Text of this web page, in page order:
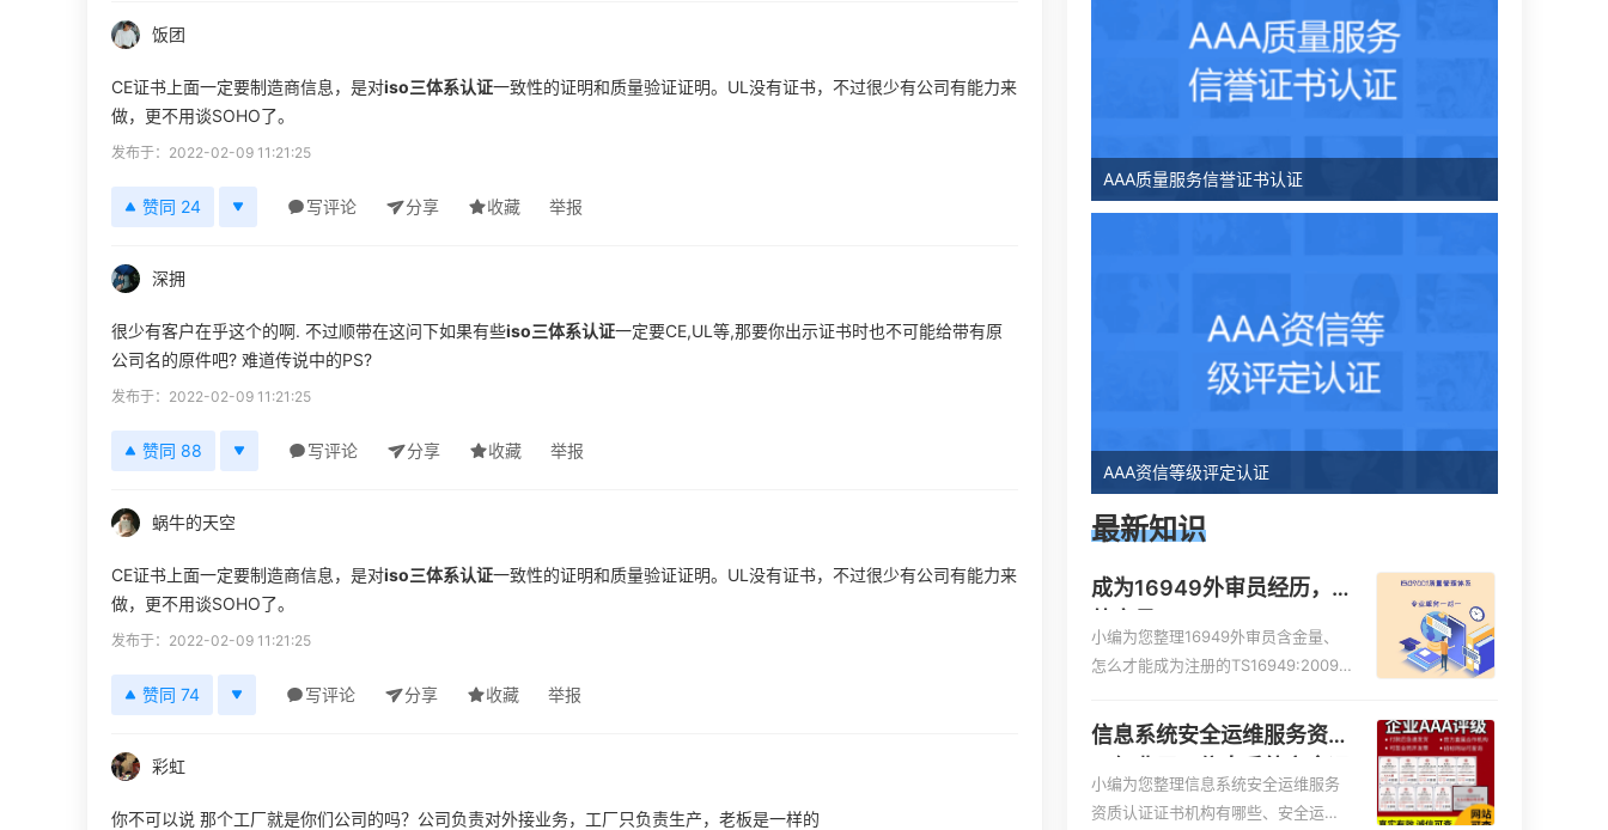
饭团
CE证书上面一定要制造商信息，是对iso三体系认证一致性的证明和质量验证证明。UL没有证书，不过很少有公司有能力来
做，更不用谈SOHO了。
发布于：2022-02-09 11:21:25
赞同 24 写评论 分享 收藏 举报
深拥
很少有客户在乎这个的啊. 不过顺带在这问下如果有些iso三体系认证一定要CE,UL等,那要你出示证书时也不可能给带有原
公司名的原件吧? 难道传说中的PS?
发布于：2022-02-09 11:21:25
赞同 88 写评论 分享 收藏 举报
蜗牛的天空
CE证书上面一定要制造商信息，是对iso三体系认证一致性的证明和质量验证证明。UL没有证书，不过很少有公司有能力来
做，更不用谈SOHO了。
发布于：2022-02-09 11:21:25
赞同 74 写评论 分享 收藏 举报
彩虹
你不可以说 那个工厂就是你们公司的吗？公司负责对外接业务，工厂只负责生产，老板是一样的
AAA质量服务信誉证书认证
AAA资信等级评定认证
最新知识
成为16949外审员经历，
小编为您整理16949外审员含金量、
怎么才能成为注册的TS16949:2009
过不了解具体情况、iso9000外审
员、SA8000外审员培训相关iso体系
认证知识，详情可查看下方正文！
信息系统安全运维服务资质
维服务资质二级
小编为您整理信息系统安全运维服务
资质认证证书机构有哪些、安全运维